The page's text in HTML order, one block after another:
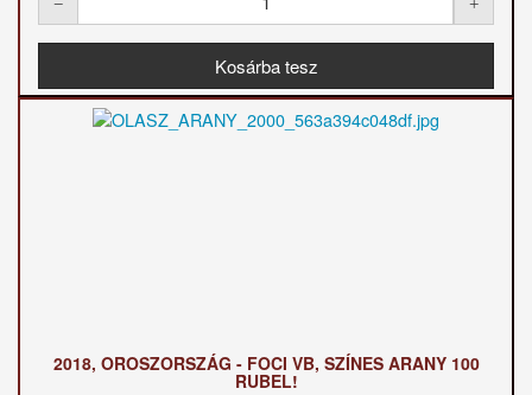
2018, OROSZORSZÁG - FOCI VB, SZÍNES ARANY 100
RUBEL!